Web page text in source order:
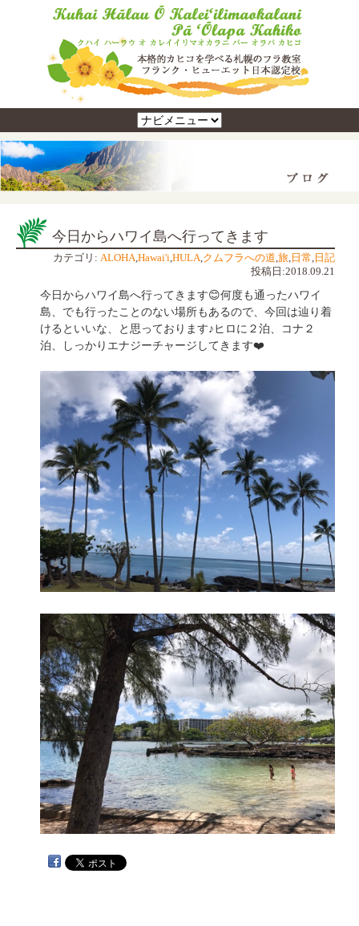
今日からハワイ島へ行ってきます
カテゴリ: ALOHA,Hawai'i,HULA,クムフラへの道,旅, 日常, 日記
投稿日:2018.09.21
今日からハワイ島へ行ってきます😊何度も通ったハワイ
島、でも行ったことのない場所もあるので、今回は辿り着
けるといいな、と思っております♪ヒロに２泊、コナ２
泊、しっかりエナジーチャージしてきます❤️